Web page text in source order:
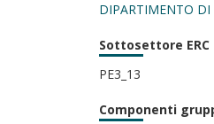
DIPARTIMENTO DI
Sottosettore
PE3_13
Componenti